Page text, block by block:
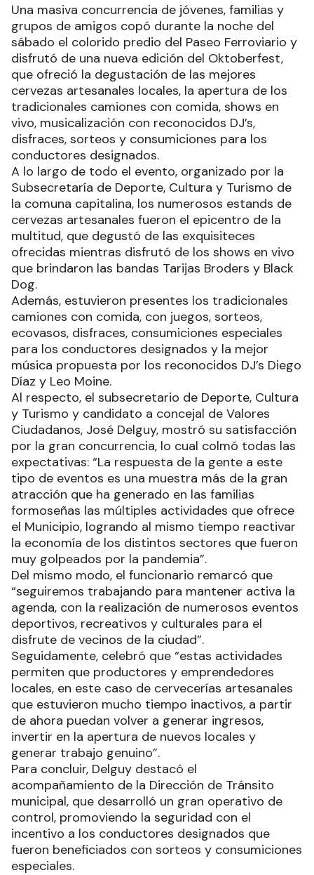
Una masiva concurrencia de jóvenes, familias y
grupos de amigos copó durante la noche del
sábado el colorido predio del Paseo Ferroviario y
disfrutó de una nueva edición del Oktoberfest,
que ofreció la degustación de las mejores
cervezas artesanales locales, la apertura de los
tradicionales camiones con comida, shows en
vivo, musicalización con reconocidos DJ’s,
disfraces, sorteos y consumiciones para los
conductores designados.
A lo largo de todo el evento, organizado por la
Subsecretaría de Deporte, Cultura y Turismo de
la comuna capitalina, los numerosos estands de
cervezas artesanales fueron el epicentro de la
multitud, que degustó de las exquisiteces
ofrecidas mientras disfrutó de los shows en vivo
que brindaron las bandas Tarijas Broders y Black
Dog.
Además, estuvieron presentes los tradicionales
camiones con comida, con juegos, sorteos,
ecovasos, disfraces, consumiciones especiales
para los conductores designados y la mejor
música propuesta por los reconocidos DJ’s Diego
Díaz y Leo Moine.
Al respecto, el subsecretario de Deporte, Cultura
y Turismo y candidato a concejal de Valores
Ciudadanos, José Delguy, mostró su satisfacción
por la gran concurrencia, lo cual colmó todas las
expectativas: “La respuesta de la gente a este
tipo de eventos es una muestra más de la gran
atracción que ha generado en las familias
formoseñas las múltiples actividades que ofrece
el Municipio, logrando al mismo tiempo reactivar
la economía de los distintos sectores que fueron
muy golpeados por la pandemia”.
Del mismo modo, el funcionario remarcó que
“seguiremos trabajando para mantener activa la
agenda, con la realización de numerosos eventos
deportivos, recreativos y culturales para el
disfrute de vecinos de la ciudad”.
Seguidamente, celebró que “estas actividades
permiten que productores y emprendedores
locales, en este caso de cervecerías artesanales
que estuvieron mucho tiempo inactivos, a partir
de ahora puedan volver a generar ingresos,
invertir en la apertura de nuevos locales y
generar trabajo genuino”.
Para concluir, Delguy destacó el
acompañamiento de la Dirección de Tránsito
municipal, que desarrolló un gran operativo de
control, promoviendo la seguridad con el
incentivo a los conductores designados que
fueron beneficiados con sorteos y consumiciones
especiales.